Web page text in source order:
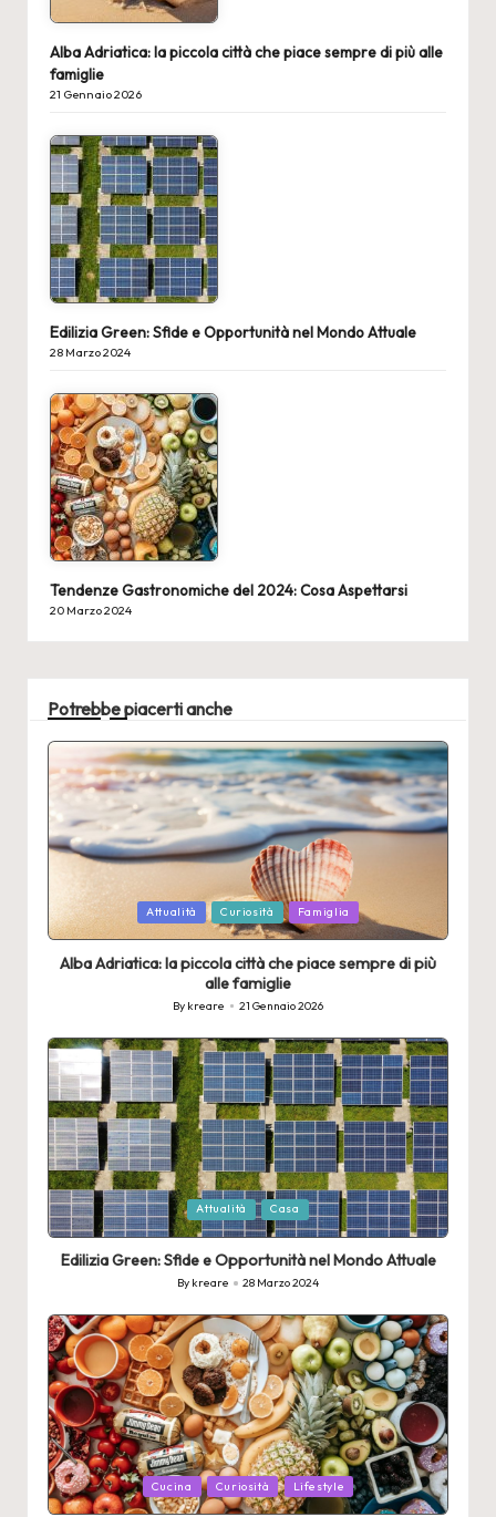
Alba Adriatica: la piccola città che piace sempre di più alle
famiglie
21 Gennaio 2026
Edilizia Green: Sfide e Opportunità nel Mondo Attuale
28 Marzo 2024
Tendenze Gastronomiche del 2024: Cosa Aspettarsi
20 Marzo 2024
Potrebbe piacerti anche
Posted
in
Attualità Curiosità Famiglia
Alba Adriatica: la piccola città che piace sempre di più
alle famiglie
Posted
By kreare 21 Gennaio 2026
Posted
in
Attualità Casa
Edilizia Green: Sfide e Opportunità nel Mondo Attuale
Posted
by
By kreare 28 Marzo 2024
Posted
in
Cucina Curiosità Lifestyle